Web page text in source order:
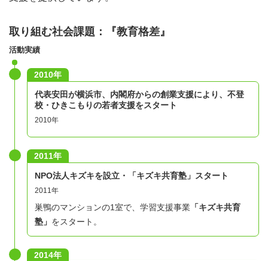
取り組む社会課題：『教育格差』
活動実績
2010年
代表安田が横浜市、内閣府からの創業支援により、不登
校・ひきこもりの若者支援をスタート
2010年
2011年
NPO法人キズキを設立・「キズキ共育塾」スタート
2011年
巣鴨のマンションの1室で、学習支援事業 「キズキ共育
塾」 をスタート。
2014年